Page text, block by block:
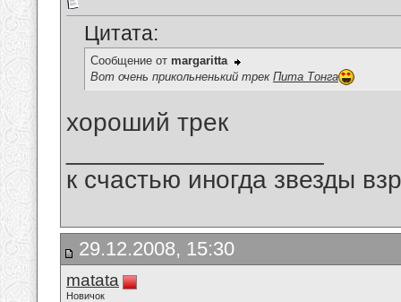
Цитата:
Сообщение от margaritta
Вот очень прикольненький трек Пита Тонга
хороший трек
к счастью иногда звезды
29.12.2008, 15:30
matata
Новичок